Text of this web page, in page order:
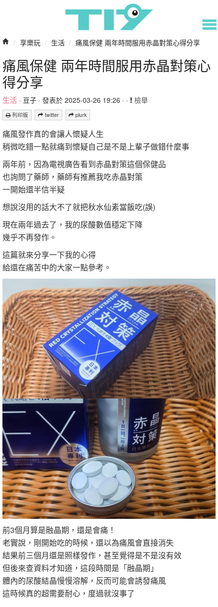
/ 享樂玩 / 生活 / 痛風保健 兩年時間服用赤晶對策心得分享
痛風保健 兩年時間服用赤晶對策心
得分享
生活 · 豆子 · 發表於 2025-03-26 19:26 · · 檢舉
列印版 twitter plurk
痛風發作真的會讓人懷疑人生
稍微吃錯一點就痛到懷疑自己是不是上輩子做錯什麼事
兩年前，因為電視廣告看到赤晶對策這個保健品
也詢問了藥師，藥師有推薦我吃赤晶對策
一開始還半信半疑
想說沒用的話大不了就把秋水仙素當飯吃(誤)
現在兩年過去了，我的尿酸數值穩定下降
幾乎不再發作。
這篇就來分享一下我的心得
給還在痛苦中的大家一點參考。
前3個月算是融晶期，還是會痛！
老實說，剛開始吃的時候，還以為痛風會直接消失
結果前三個月還是照樣發作，甚至覺得是不是沒有效
但後來查資料才知道，這段時間是「融晶期」
體內的尿酸結晶慢慢溶解，反而可能會誘發痛風
這時候真的超需要耐心，度過就沒事了